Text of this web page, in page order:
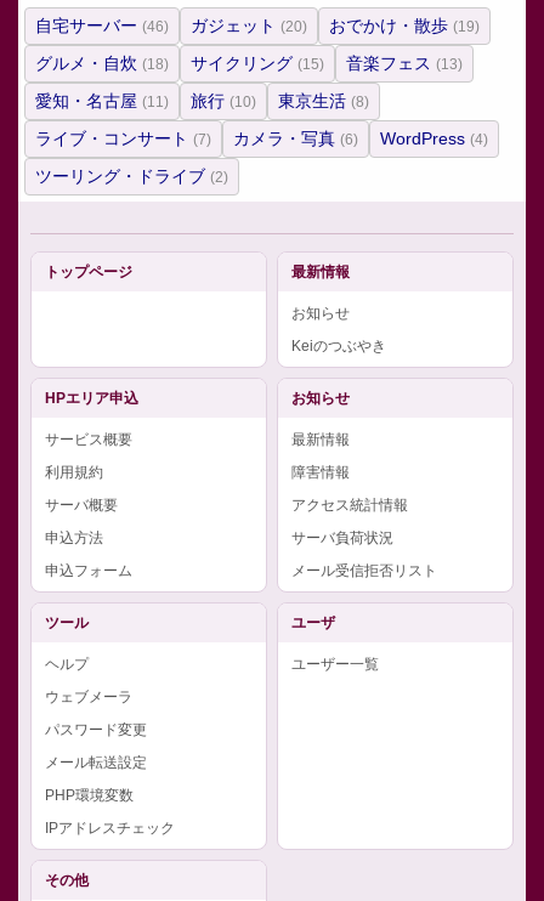
自宅サーバー (46) ガジェット (20) おでかけ・散歩 (19)
グルメ・自炊 (18) サイクリング (15) 音楽フェス (13)
愛知・名古屋 (11) 旅行 (10) 東京生活 (8)
ライブ・コンサート (7) カメラ・写真 (6) WordPress (4)
ツーリング・ドライブ (2)
トップページ 最新情報
お知らせ
Keiのつぶやき
HPエリア申込
サービス概要
利用規約
サーバ概要
申込方法
申込フォーム
お知らせ
最新情報
障害情報
アクセス統計情報
サーバ負荷状況
メール受信拒否リスト
ツール
ヘルプ
ウェブメーラ
パスワード変更
メール転送設定
PHP環境変数
IPアドレスチェック
ユーザ
ユーザー一覧
その他